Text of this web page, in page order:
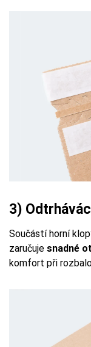
3)
Součástí horní
zaručuje snadné
komfort při